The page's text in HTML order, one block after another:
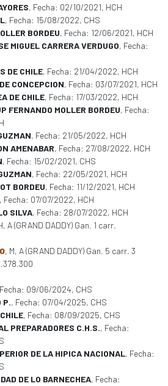
, Fecha: 02/10/2021, HCH
, Fecha: 15/08/2022, CHS
BORDEU, Fecha: 12/06/2021, HCH
MIGUEL CARRERA VERDUGO, Fecha:
DE CHILE, Fecha: 21/04/2022, HCH
CONCEPCION, Fecha: 03/07/2021, HCH
DE CHILE, Fecha: 17/03/2022, HCH
FERNANDO MOLLER BORDEU, Fecha:
, Fecha: 21/05/2022, HCH
AMENABAR, Fecha: 27/08/2022, HCH
, Fecha: 15/02/2021, CHS
, Fecha: 22/05/2021, HCH
BORDEU, Fecha: 11/12/2021, HCH
, Fecha: 07/07/2022, HCH
SILVA, Fecha: 28/07/2022, HCH
A (GRAND DADDY) Gan. 1 carr.
, M, A (GRAND DADDY) Gan. 5 carr. 3
09/06/2024, CHS
P., Fecha: 07/04/2025, CHS
, Fecha: 08/09/2025, CHS
PREPARADORES C.H.S., Fecha:
DE LA HIPICA NACIONAL, Fecha:
DE LO BARNECHEA, Fecha: